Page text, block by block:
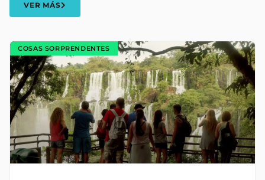
VER MÁS
COSAS SORPRENDENTES